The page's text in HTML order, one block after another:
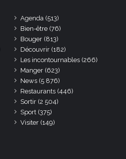
Agenda (513)
Bien-être (76)
Bouger (813)
Découvrir (182)
Les incontournables (266)
Manger (623)
News (5 876)
Restaurants (446)
Sortir (2 504)
Sport (375)
Visiter (149)